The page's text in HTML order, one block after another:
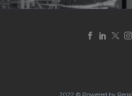
2022 © Powered by